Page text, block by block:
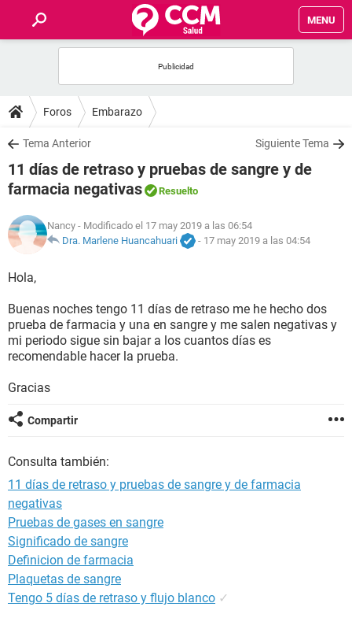
MENU
FOROS
SALUD
FAMILIA
NUTRICIÓN
SEXUALIDAD
GLOSARIO
Foros Embarazo
Tema Anterior Siguiente Tema
11 días de retraso y pruebas de sangre y de
farmacia negativas
Resuelto
Nancy - Modificado el 17 may 2019 a las 06:54
Dra. Marlene Huancahuari
- 17 may 2019 a las 04:54
Hola,
Buenas noches tengo 11 días de retraso me he hecho dos
prueba de farmacia y una en sangre y me salen negativas y
mi periodo sigue sin bajar a los cuantos días es
recomendable hacer la prueba.
Gracias
Compartir
Consulta también:
11 días de retraso y pruebas de sangre y de farmacia
negativas
Pruebas de gases en sangre
Significado de sangre
Definicion de farmacia
Plaquetas de sangre
Tengo 5 días de retraso y flujo blanco ✓